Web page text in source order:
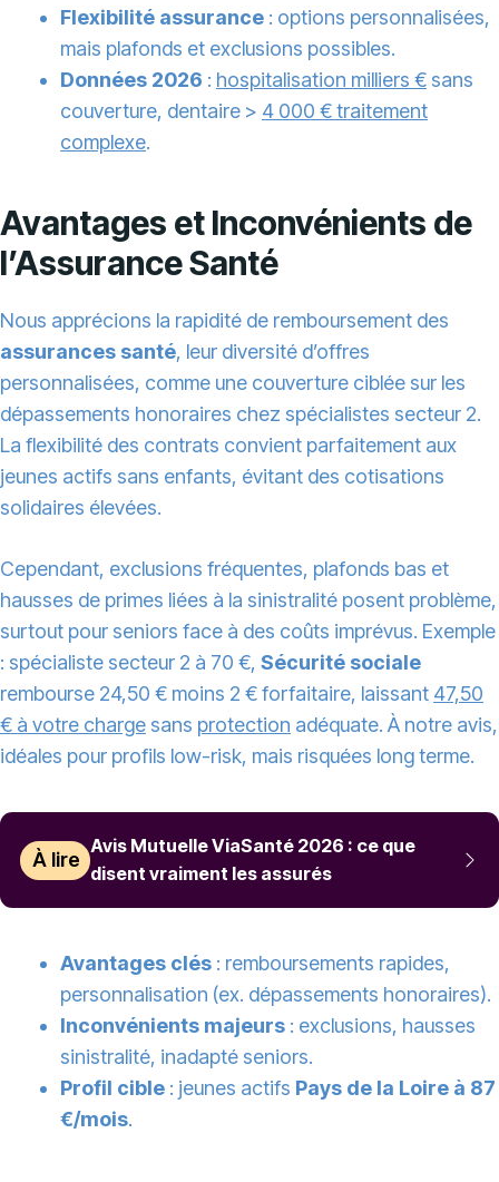
Flexibilité assurance : options personnalisées,
mais plafonds et exclusions possibles.
Données 2026 : hospitalisation milliers € sans
couverture, dentaire > 4 000 € traitement
complexe.
Avantages et Inconvénients de
l’Assurance Santé
Nous apprécions la rapidité de remboursement des
assurances santé, leur diversité d’offres
personnalisées, comme une couverture ciblée sur les
dépassements honoraires chez spécialistes secteur 2.
La flexibilité des contrats convient parfaitement aux
jeunes actifs sans enfants, évitant des cotisations
solidaires élevées.
Cependant, exclusions fréquentes, plafonds bas et
hausses de primes liées à la sinistralité posent problème,
surtout pour seniors face à des coûts imprévus. Exemple
: spécialiste secteur 2 à 70 €, Sécurité sociale
rembourse 24,50 € moins 2 € forfaitaire, laissant 47,50
€ à votre charge sans protection adéquate. À notre avis,
idéales pour profils low-risk, mais risquées long terme.
À lire
Avis Mutuelle ViaSanté 2026 : ce que
disent vraiment les assurés
Avantages clés : remboursements rapides,
personnalisation (ex. dépassements honoraires).
Inconvénients majeurs : exclusions, hausses
sinistralité, inadapté seniors.
Profil cible : jeunes actifs Pays de la Loire à 87
€/mois.